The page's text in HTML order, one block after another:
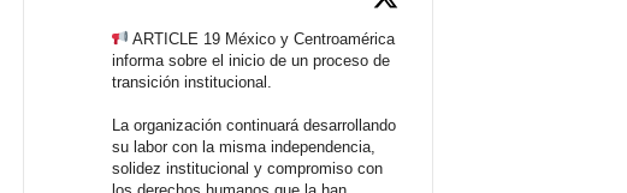
ARTICLE 19 México y Centroamérica
informa sobre el inicio de un proceso de
transición institucional.
La organización continuará desarrollando
su labor con la misma independencia,
solidez institucional y compromiso con